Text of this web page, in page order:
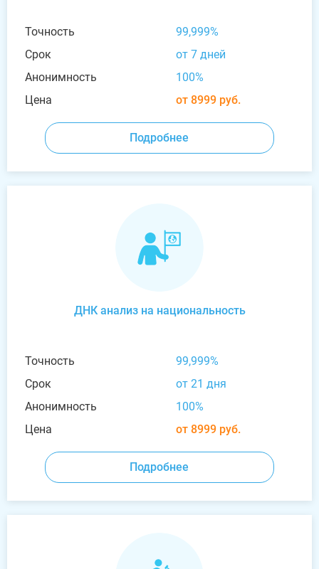
Точность
99,999%
Срок
от 7 дней
Анонимность
100%
Цена
от 8999 руб.
Подробнее
ДНК анализ на национальность
Точность
99,999%
Срок
от 21 дня
Анонимность
100%
Цена
от 8999 руб.
Подробнее